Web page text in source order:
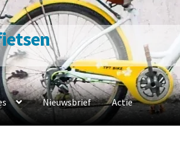
Nieuwsbrief Actie